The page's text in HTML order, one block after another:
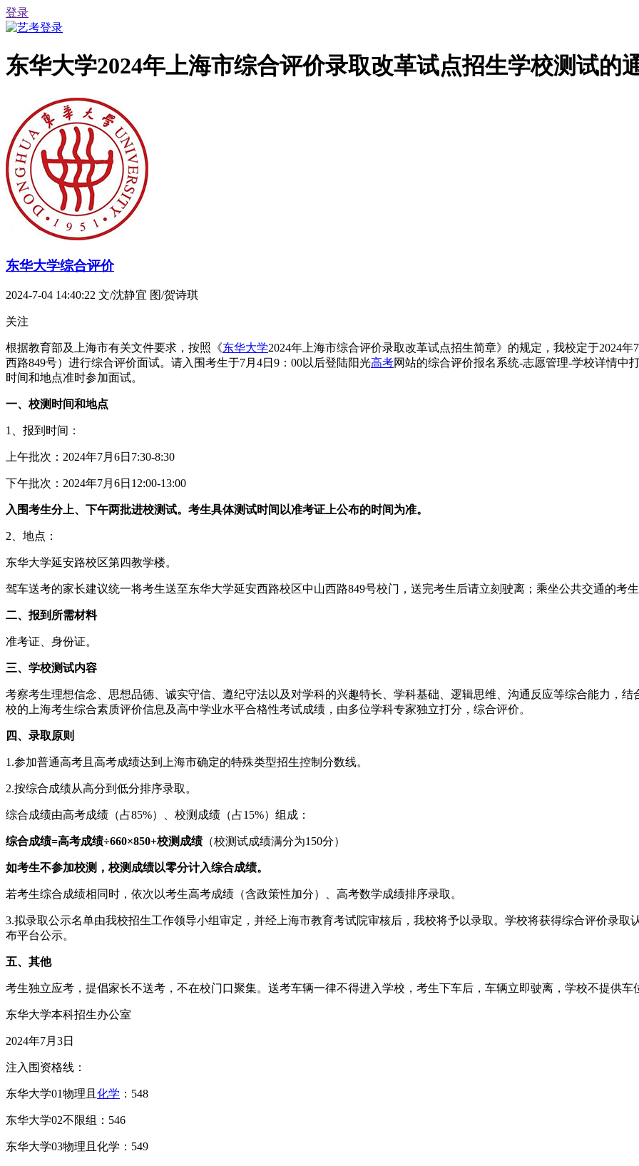
登录
东华大学2024年上海市综合评价录取改革试点招生学校测试的
东华大学综合评价
2024-7-04 14:40:22 文/沈静宜 图/贺诗琪
关注
根据教育部及上海市有关文件要求，按照《东华大学2024年上海市综合评价录取改革试点招生简章》的规定，我校定于2024
西路849号）进行综合评价面试。请入围考生于7月4日9：00以后登陆阳光高考网站的综合评价报名系统-志愿管理-学校详情中
时间和地点准时参加面试。
一、校测时间和地点
1、报到时间：
上午批次：2024年7月6日7:30-8:30
下午批次：2024年7月6日12:00-13:00
入围考生分上、下午两批进校测试。考生具体测试时间以准考证上公布的时间为准。
2、地点：
东华大学延安路校区第四教学楼。
驾车送考的家长建议统一将考生送至东华大学延安西路校区中山西路849号校门，送完考生后请立刻驶离；乘坐公共交通的考
二、报到所需材料
准考证、身份证。
三、学校测试内容
考察考生理想信念、思想品德、诚实守信、遵纪守法以及对学科的兴趣特长、学科基础、逻辑思维、沟通反应等综合能力，
校的上海考生综合素质评价信息及高中学业水平合格性考试成绩，由多位学科专家独立打分，综合评价。
四、录取原则
1.参加普通高考且高考成绩达到上海市确定的特殊类型招生控制分数线。
2.按综合成绩从高分到低分排序录取。
综合成绩由高考成绩（占85%）、校测成绩（占15%）组成：
综合成绩=高考成绩÷660×850+校测成绩（校测试成绩满分为150分）
如考生不参加校测，校测成绩以零分计入综合成绩。
若考生综合成绩相同时，依次以考生高考成绩（含政策性加分）、高考数学成绩排序录取。
3.拟录取公示名单由我校招生工作领导小组审定，并经上海市教育考试院审核后，我校将予以录取。学校将获得综合评价录
布平台公示。
五、其他
考生独立应考，提倡家长不送考，不在校门口聚集。送考车辆一律不得进入学校，考生下车后，车辆立即驶离，学校不提供车
东华大学本科招生办公室
2024年7月3日
注入围资格线：
东华大学01物理且 化学 ：548
东华大学02不限组：546
东华大学03物理且化学：549